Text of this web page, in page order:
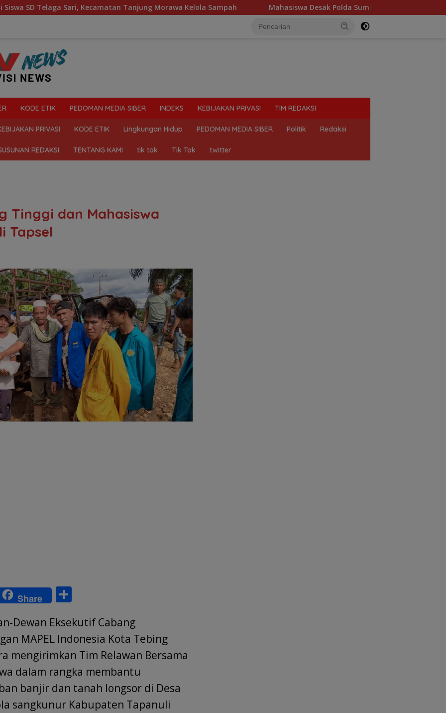
Kecamatan Tanjung Morawa Kelola Sampah Mahasiswa Desak Polda Sumut Tutup Dugaan Lokasi Judi “Las Vegas”
KODE ETIK PEDOMAN MEDIA SIBER INDEKS KEBIJAKAN PRIVASI TIM REDAKSI
PRIVASI KODE ETIK Lingkungan Hidup PEDOMAN MEDIA SIBER Politik Redaksi
REDAKSI TENTANG KAMI tik tok Tik Tok twitter
Tinggi dan Mahasiswa
Tapsel
Share
ar
e
Dewan Eksekutif Cabang
MAPEL Indonesia Kota Tebing
mengirimkan Tim Relawan Bersama
dalam rangka membantu
banjir dan tanah longsor di Desa
sangkunur Kabupaten Tapanuli